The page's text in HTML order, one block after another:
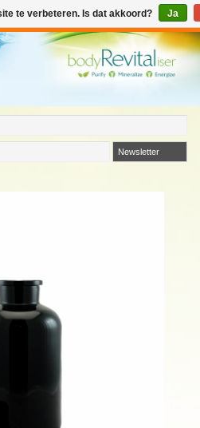
€0,00
Newsletter
aan winkelwagen
te verbeteren. Is dat akkoord? Ja